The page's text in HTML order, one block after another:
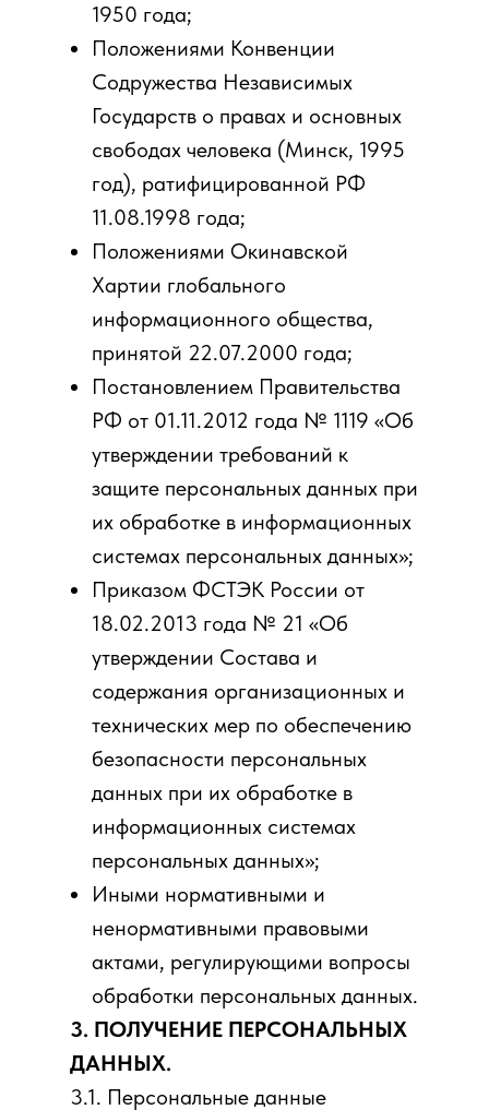
1950 года;
Положениями Конвенции
Содружества Независимых
Государств о правах и основных
свободах человека (Минск, 1995
год), ратифицированной РФ
11.08.1998 года;
Положениями Окинавской
Хартии глобального
информационного общества,
принятой 22.07.2000 года;
Постановлением Правительства
РФ от 01.11.2012 года № 1119 «Об
утверждении требований к
защите персональных данных при
их обработке в информационных
системах персональных данных»;
Приказом ФСТЭК России от
18.02.2013 года № 21 «Об
утверждении Состава и
содержания организационных и
технических мер по обеспечению
безопасности персональных
данных при их обработке в
информационных системах
персональных данных»;
Иными нормативными и
ненормативными правовыми
актами, регулирующими вопросы
обработки персональных данных.
3. ПОЛУЧЕНИЕ ПЕРСОНАЛЬНЫХ
ДАННЫХ.
3.1. Персональные данные